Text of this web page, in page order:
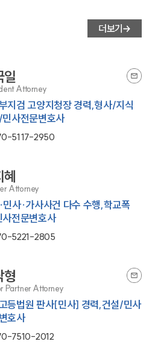
더보기
일
Attorney
지검 고양지청장 경력,형사/지식
사전문변호사
5117-2950
혜
Attorney
민사·가사사건 다수 수행,학교폭
전문변호사
5221-2805
형
Partner Attorney
등법원 판사[민사] 경력,건설/민사
호사
7510-2012